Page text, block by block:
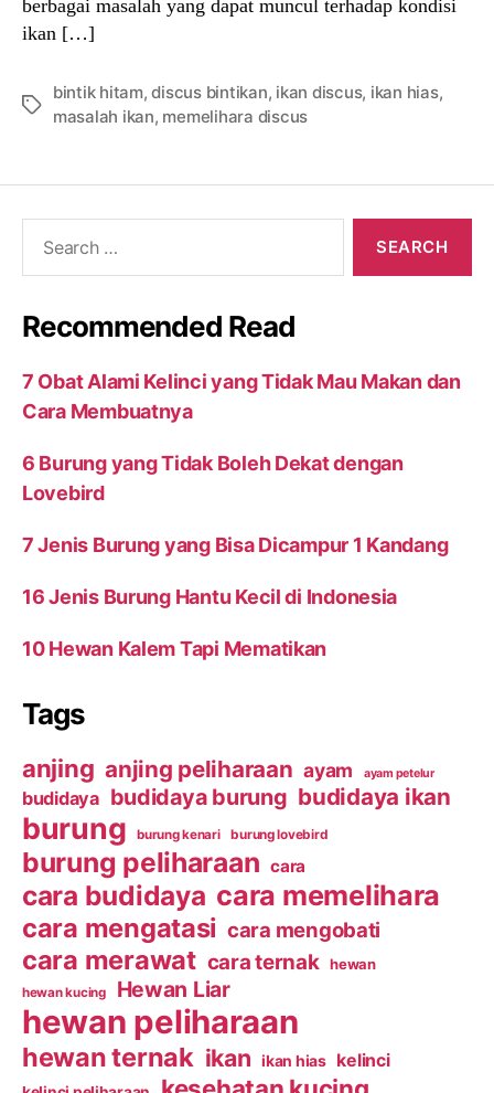
berbagai masalah yang dapat muncul terhadap kondisi
ikan […]
Tags
bintik hitam,discus bintikan, ikan discus, ikan hias,
masalah ikan, memelihara discus
Recommended Read
7 Obat Alami Kelinci yang Tidak Mau Makan dan
Cara Membuatnya
6 Burung yang Tidak Boleh Dekat dengan
Lovebird
7 Jenis Burung yang Bisa Dicampur 1 Kandang
16 Jenis Burung Hantu Kecil di Indonesia
10 Hewan Kalem Tapi Mematikan
Tags
anjing anjing peliharaan ayam ayam petelur
budidaya budidaya burung budidaya ikan
burung burung kenari burung lovebird
burung peliharaan cara
cara budidaya cara memelihara
cara mengatasi cara mengobati
cara merawat cara ternak hewan
hewan kucing Hewan Liar
hewan peliharaan
hewan ternak ikan ikan hias kelinci